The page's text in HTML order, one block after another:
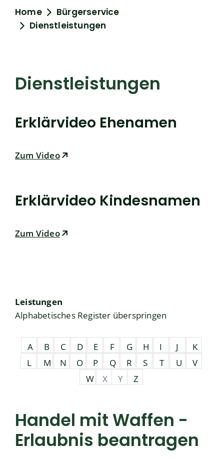
Home
Bürgerservice
Dienstleistungen
Dienstleistungen
Erklärvideo Ehenamen
Zum Video
Erklärvideo Kindesnamen
Zum Video
Leistungen
Alphabetisches Register überspringen
A B C D E F G H I J
K
L
M N O P Q R S T U
V
W
X Y Z
Handel mit Waffen -
Erlaubnis beantragen